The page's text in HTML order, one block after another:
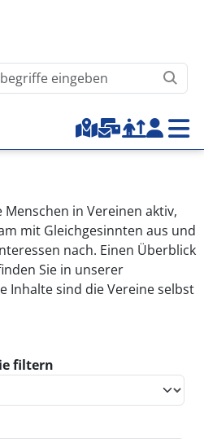
durchsuchen
Top-Menu
in Vereinen aktiv,
mit Gleichgesinnten aus und
nach. Einen Überblick
Sie in unserer
Inhalte sind die Vereine selbst
filtern